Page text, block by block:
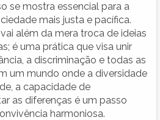
se mostra essencial para a
mais justa e pacífica.
além da mera troca de ideias
é uma prática que visa unir
a discriminação e todas as
um mundo onde a diversidade
a capacidade de
as diferenças é um passo
harmoniosa.